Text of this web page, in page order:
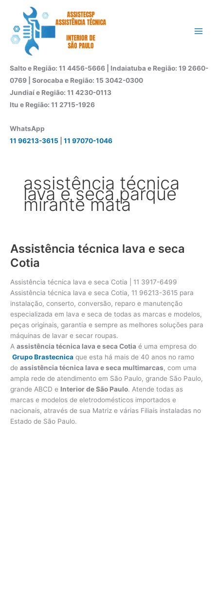
conteúdo
Salto e Região: 11 4456-5666 | Indaiatuba e Região: 19 2660-
0769 | Sorocaba e Região: 15 3042-0300
Jundiaí e Região: 11 4230-0113
Itu e Região: 11 2715-1926
WhatsApp
11 96213-3615
11 97070-1046
assistência técnica
lava e seca parque
mirante mata
Assistência técnica lava e seca
Cotia
Assistência técnica lava e seca Cotia | 11 3917-6499
Assistência técnica lava e seca Cotia, 11 96213-3615 para
instalação, conserto, conversão, reparo e manutenção
especializada em lava e seca de todas as marcas e modelos,
peças originais, garantia e sempre as melhores soluções para
máquinas de lavar e secar roupas.
Aassistência técnica lava e seca Cotia é uma empresa do
Grupo Brastecnica que esta há mais de 40 anos no ramo
deassistência técnica lava e seca multimarcas, com uma
ampla rede de atendimento em São Paulo, grande São Paulo,
grande ABCD e Interior de São Paulo. Atende todas as
marcas e modelos de eletrodomésticos importados e
nacionais, através de sua Matriz e várias Filiais instaladas no
Estado de São Paulo.